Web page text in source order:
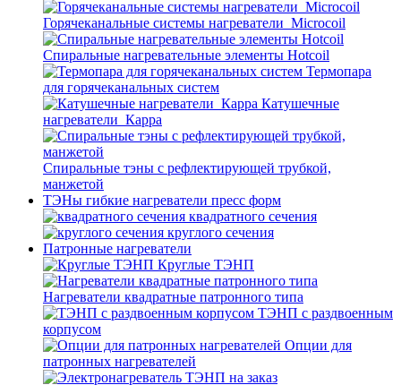
Горячеканальные системы нагреватели_Microcoil
Спиральные нагревательные элементы Hotcoil
Термопара
для горячеканальных систем
Катушечные
нагреватели_Карра
Спиральные тэны с рефлектирующей трубкой,
манжетой
ТЭНы гибкие нагреватели пресс форм
квадратного сечения
круглого сечения
Патронные нагреватели
Круглые ТЭНП
Нагреватели квадратные патронного типа
ТЭНП с раздвоенным
корпусом
Опции для
патронных нагревателей